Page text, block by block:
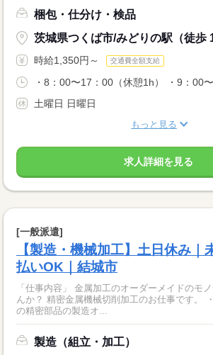
梱包・仕分け・検品
茨城県つくば市/みどりの駅（徒歩
時給1,350円～ 交通費全額支給
・8：00〜17：00（休憩1h） ・9：00〜
土曜日 日曜日
もっと見る
求人詳細を見る
[一般派遣]
【製造・機械加工】土日休み｜
払いOK｜結城市
「仕事内容」 金属加工のオーダーメイドのモ
んか？ 精密金属機械切削加工のお仕事です。 ・NC複合自動旋盤で
の精密部品の製造オ...
製造（組立・加工）